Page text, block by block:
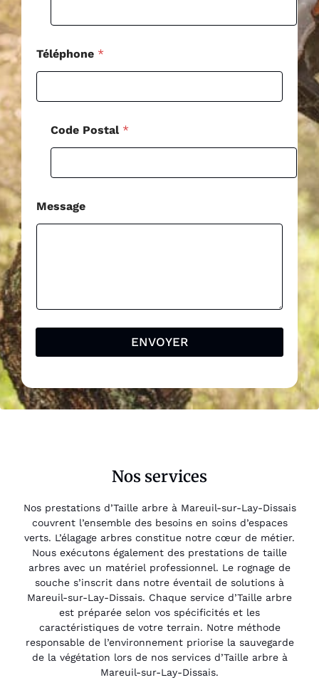
Téléphone *
Code Postal *
s
g
e
Message
ENVOYER
Nos services
Nos prestations d’Taille arbre à Mareuil-sur-Lay-Dissais
couvrent l’ensemble des besoins en soins d’espaces
verts. L’élagage arbres constitue notre cœur de métier.
Nous exécutons également des prestations de taille
arbres avec un matériel professionnel. Le rognage de
souche s’inscrit dans notre éventail de solutions à
Mareuil-sur-Lay-Dissais. Chaque service d’Taille arbre
est préparée selon vos spécificités et les
caractéristiques de votre terrain. Notre méthode
responsable de l’environnement priorise la sauvegarde
de la végétation lors de nos services d’Taille arbre à
Mareuil-sur-Lay-Dissais.